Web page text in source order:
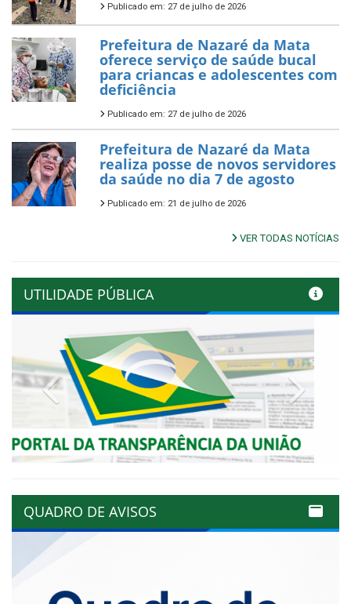
Publicado em: 27 de julho de 2026
Prefeitura de Nazaré da Mata
oferece serviço de saúde bucal
para criancas e adolescentes com
deficiência
Publicado em: 27 de julho de 2026
Prefeitura de Nazaré da Mata
realiza posse de novos servidores
da saúde no dia 7 de agosto
Publicado em: 21 de julho de 2026
VER TODAS NOTÍCIAS
UTILIDADE PÚBLICA
Previous
QUADRO DE AVISOS